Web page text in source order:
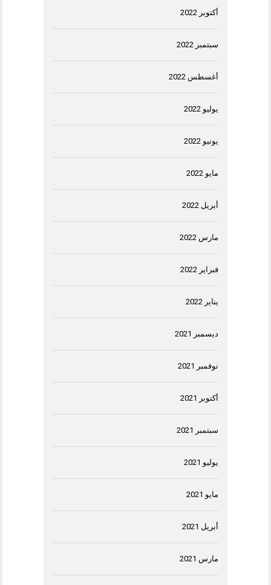
أكتوبر 2022
سبتمبر 2022
أغسطس 2022
يوليو 2022
يونيو 2022
مايو 2022
أبريل 2022
مارس 2022
فبراير 2022
يناير 2022
ديسمبر 2021
نوفمبر 2021
أكتوبر 2021
سبتمبر 2021
يوليو 2021
مايو 2021
أبريل 2021
مارس 2021